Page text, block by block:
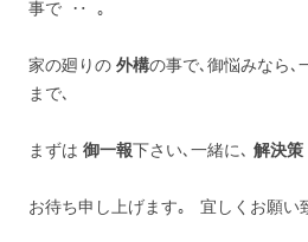
事で ‥ ｡
家の廻りの 外構の事で､御悩みなら､
まで､
まずは 御一報下さい､一緒に､ 解決策
お待ち申し上げます｡ 宜しくお願い